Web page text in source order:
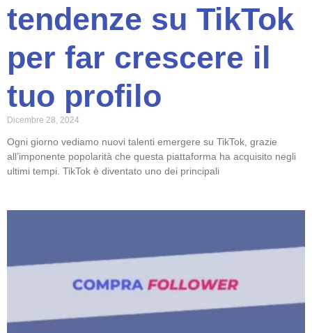
tendenze su TikTok
per far crescere il
tuo profilo
Dicembre 28, 2024
Ogni giorno vediamo nuovi talenti emergere su TikTok, grazie
all’imponente popolarità che questa piattaforma ha acquisito negli
ultimi tempi. TikTok è diventato uno dei principali